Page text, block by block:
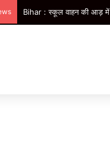
Bihar : स्कूल वाहन की आड़ में